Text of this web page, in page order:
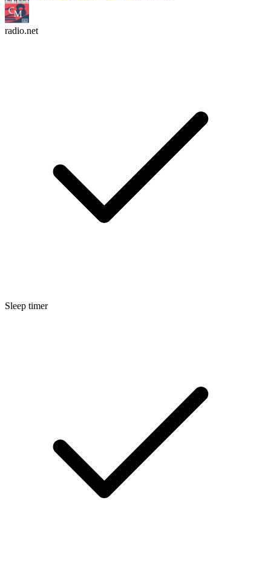
radio.net
Sleep timer